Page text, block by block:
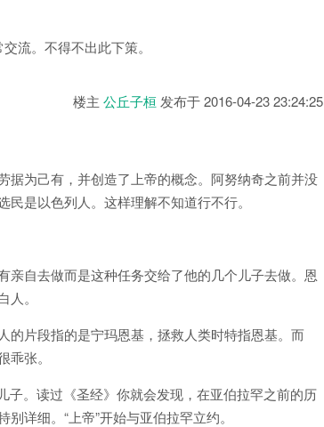
流。不得不出此下策。
楼主 公丘子桓 发布于2016-04-23 23:24:25
据为己有，并创造了上帝的概念。阿努纳奇之前并没
是以色列人。这样理解不知道行不行。
自去做而是这种任务交给了他的几个儿子去做。恩
。
片段指的是宁玛恩基，拯救人类时特指恩基。而
张。
子。读过《圣经》你就会发现，在亚伯拉罕之前的历
详细。“上帝”开始与亚伯拉罕立约。